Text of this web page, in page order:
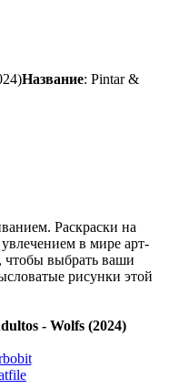
Название: Pintar &
Раскраски на
в мире арт-
чтобы выбрать ваши
рисунки этой
- Wolfs (2024)